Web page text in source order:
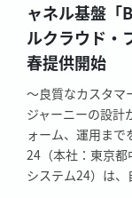
ャネル基盤
ルクラウド・
春提供開始
～良質なカスタマ
ジャーニーの設計
ォーム、運用まで
24（本社：東京
システム24）は